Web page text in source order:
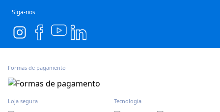
Siga-nos
Formas de pagamento
Loja segura Tecnologia